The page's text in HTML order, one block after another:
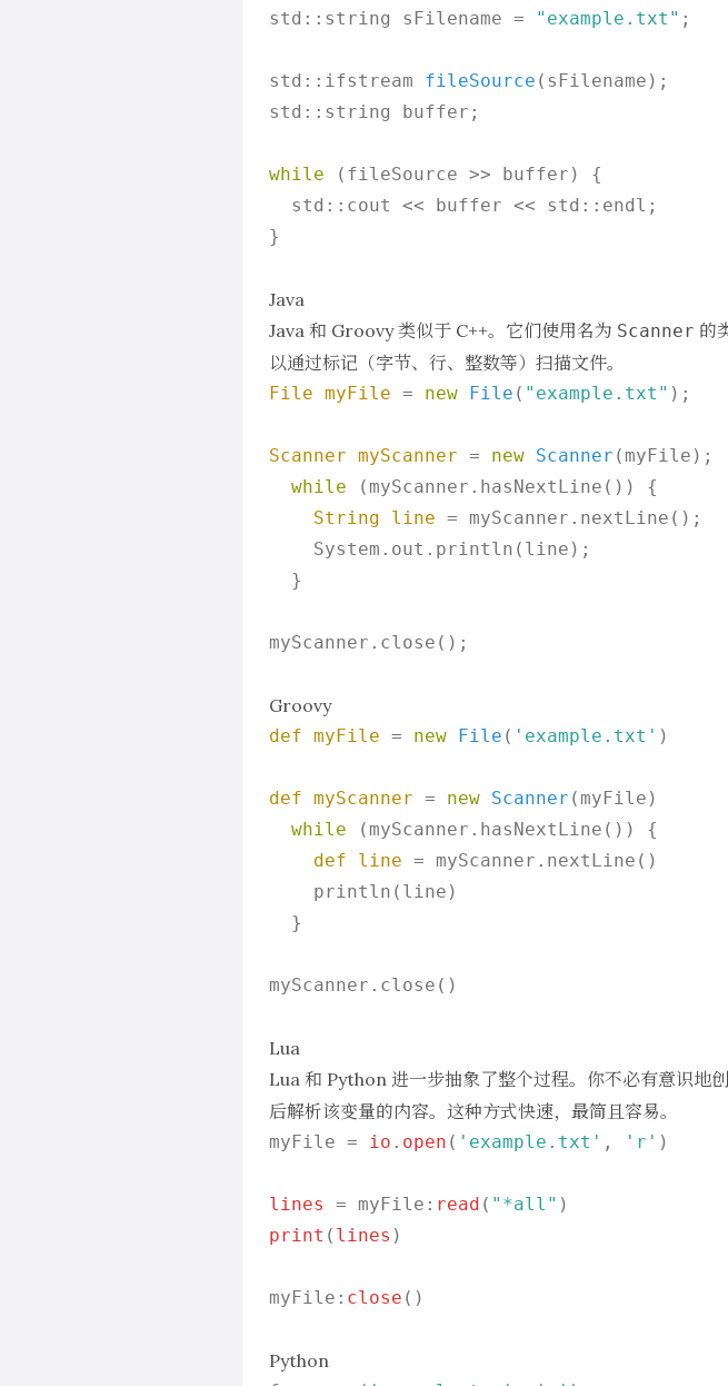
std::string sFilename = "example.txt" ;
std::ifstream fileSource (sFilename) ;
std::string buffer;
while (fileSource >> buffer) {
  std::cout << buffer << std::endl;
}
Java
Java 和 Groovy 类似于 C++。它们使用名为 Scanner 的
以通过标记（字节、行、整数等）扫描文件。
File myFile = new File ( "example.txt" );
Scanner myScanner = new Scanner (myFile);
while (myScanner.hasNextLine()) {
String
line = myScanner.nextLine();
    System.out.println(line);
  }
myScanner.close();
Groovy
def myFile = new File ( 'example.txt' )
def myScanner = new Scanner (myFile)
while (myScanner.hasNextLine()) {
def
line = myScanner.nextLine()
    println(line)
  }
myScanner.close()
Lua
Lua 和 Python 进一步抽象了整个过程。你不必有意识地
后解析该变量的内容。这种方式快速，最简且容易。
myFile = io . open ( 'example.txt' , 'r' )
lines = myFile: read ( "*all"
print ( lines )
myFile: close ()
Python